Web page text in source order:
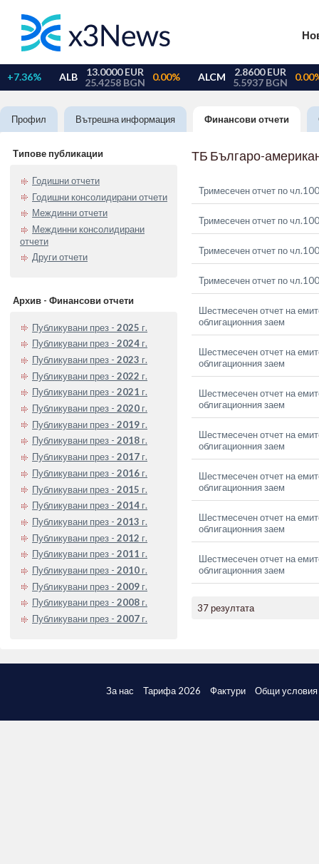
Профил Вътрешна информация Финансови отчети
Типове публикации
Годишни отчети
Годишни консолидирани отчети
Междинни отчети
Междинни консолидирани
отчети
Други отчети
Архив - Финансови отчети
Публикувани през - 2025 г.
Публикувани през - 2024 г.
Публикувани през - 2023 г.
Публикувани през - 2022 г.
Публикувани през - 2021 г.
Публикувани през - 2020 г.
Публикувани през - 2019 г.
Публикувани през - 2018 г.
Публикувани през - 2017 г.
Публикувани през - 2016 г.
Публикувани през - 2015 г.
Публикувани през - 2014 г.
Публикувани през - 2013 г.
Публикувани през - 2012 г.
Публикувани през - 2011 г.
Публикувани през - 2010 г.
Публикувани през - 2009 г.
Публикувани през - 2008 г.
Публикувани през - 2007 г.
ТБ Българо-
Тримесечен отчет по
Тримесечен отчет по
Тримесечен отчет по
Тримесечен отчет по
Шестмесечен отчет на
облигационния заем
Шестмесечен отчет на
облигационния заем
Шестмесечен отчет на
облигационния заем
Шестмесечен отчет на
облигационния заем
Шестмесечен отчет на
облигационния заем
Шестмесечен отчет на
облигационния заем
Шестмесечен отчет на
облигационния заем
37 резултата
За нас Тарифа 2026 Фактури Общи условия